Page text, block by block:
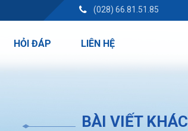
(028) 66.81.51.85
HỎI ĐÁP LIÊN HỆ
BÀI VIẾT KHÁC